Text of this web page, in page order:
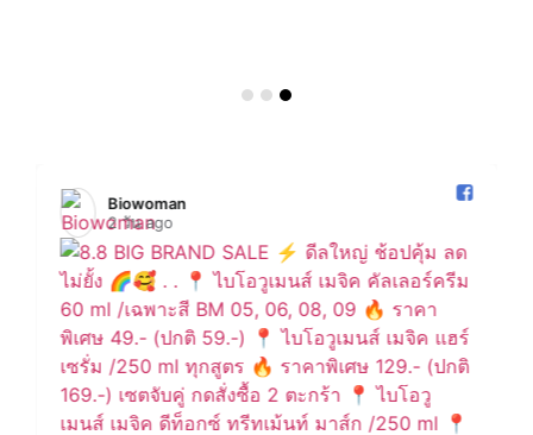
Biowoman️
2 วัน ago